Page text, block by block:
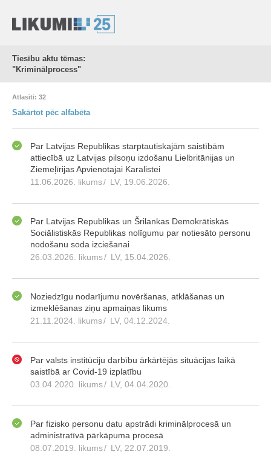
Tiesību aktu tēmas:
"Kriminālprocess"
Atlasīti: 32
Sakārtot pēc alfabēta
Par Latvijas Republikas starptautiskajām saistībām
attiecībā uz Latvijas pilsoņu izdošanu Lielbritānijas un
Ziemeļīrijas Apvienotajai Karalistei
11.06.2026. likums/ LV, 19.06.2026.
Par Latvijas Republikas un Šrilankas Demokrātiskās
Sociālistiskās Republikas nolīgumu par notiesāto personu
nodošanu soda izciešanai
26.03.2026. likums/ LV, 15.04.2026.
Noziedzīgu nodarījumu novēršanas, atklāšanas un
izmeklēšanas ziņu apmaiņas likums
21.11.2024. likums/ LV, 04.12.2024.
Par valsts institūciju darbību ārkārtējās situācijas laikā
saistībā ar Covid-19 izplatību
03.04.2020. likums/ LV, 04.04.2020.
Par fizisko personu datu apstrādi kriminālprocesā un
administratīvā pārkāpuma procesā
08.07.2019. likums/ LV, 22.07.2019.